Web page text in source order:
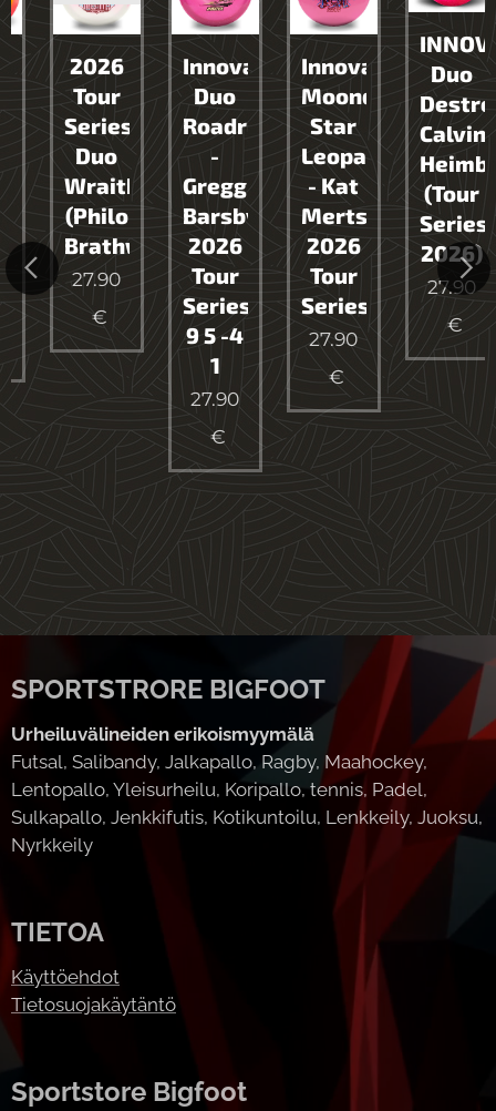
2026
Tour
Series
Duo
Wraith
(Philo
Brathwaite)
27.90
Innova
Duo
Roadrunner
-
Gregg
Barsby
2026
Tour
Series
9 5 -4
27.90
Innova
Moondust
Star
Leopard3
- Kat
Mertsch
2026
Tour
Series
27.90
INNOVA
Duo
Calvin
(Tour
Series
2026)
27.90
SPORTSTRORE BIGFOOT
Urheiluvälineiden erikoismyymälä
Futsal, Salibandy, Jalkapallo, Ragby, Maahockey,
Lentopallo, Yleisurheilu, Koripallo, tennis, Padel,
Sulkapallo, Jenkkifutis, Kotikuntoilu, Lenkkeily, Juoksu,
Nyrkkeily
TIETOA
Käyttöehdot
Tietosuojakäytäntö
Sportstore Bigfoot